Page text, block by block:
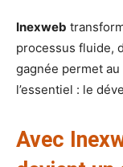
Inexweb
processus fluide,
gagnée permet
l’essentiel : le
Avec